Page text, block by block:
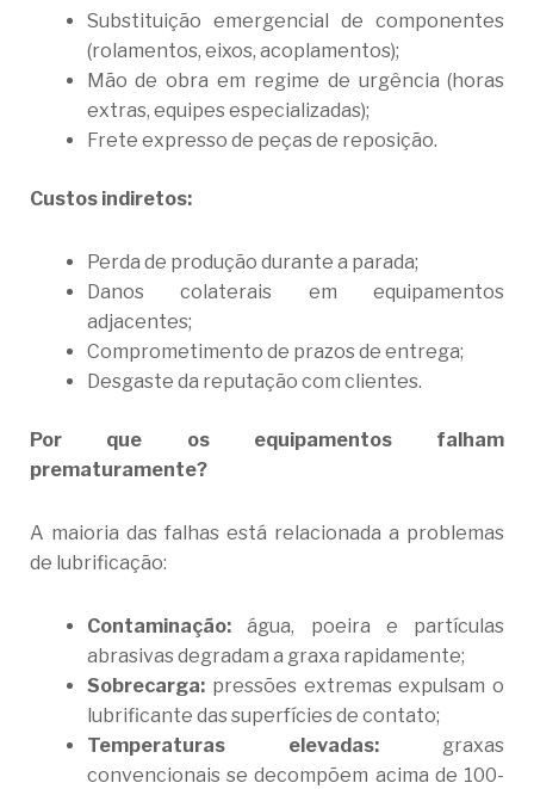
Substituição emergencial de componentes
(rolamentos, eixos, acoplamentos);
Mão de obra em regime de urgência (horas
extras, equipes especializadas);
Frete expresso de peças de reposição.
Custos indiretos:
Perda de produção durante a parada;
Danos colaterais em equipamentos
adjacentes;
Comprometimento de prazos de entrega;
Desgaste da reputação com clientes.
Por que os equipamentos falham
prematuramente?
A maioria das falhas está relacionada a problemas
de lubrificação:
Contaminação:água, poeira e partículas
abrasivas degradam a graxa rapidamente;
Sobrecarga:pressões extremas expulsam o
lubrificante das superfícies de contato;
Temperaturas elevadas: graxas
convencionais se decompõem acima de 100-